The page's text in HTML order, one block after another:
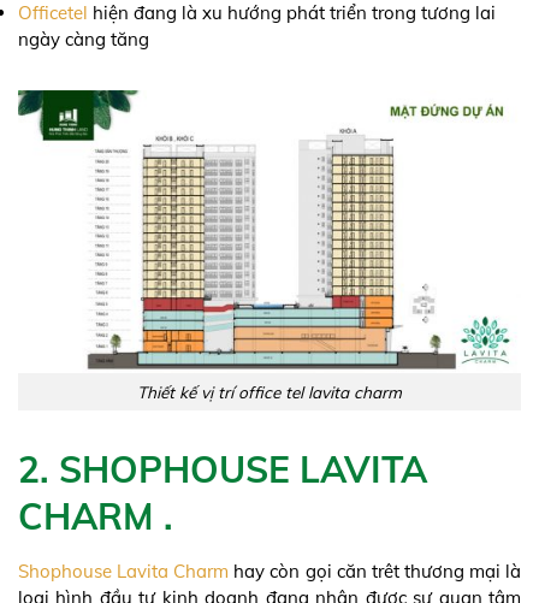
Officetel hiện đang là xu hướng phát triển trong tương lai
ngày càng tăng
Thiết kế vị trí office tel lavita charm
2. SHOPHOUSE LAVITA
CHARM .
Shophouse Lavita Charm hay còn gọi căn trêt thương mại là
loại hình đầu tư kinh doanh đang nhận được sự quan tâm